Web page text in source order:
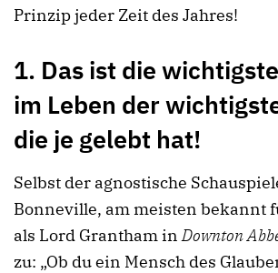
Prinzip jeder Zeit des Jahres!
1. Das ist die
im Leben der
die je gelebt hat!
Selbst der agnostische
Bonneville, am meisten bekannt
als Lord Grantham inDownton
zu: „Ob du ein Mensch des